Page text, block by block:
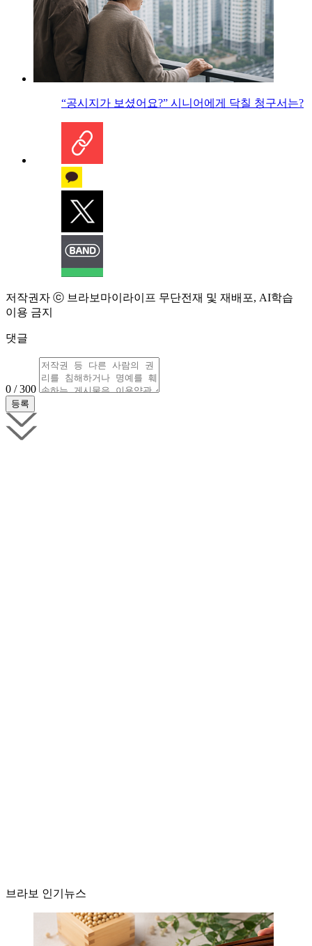
“공시지가 보셨어요?” 시니어에게 닥칠 청구서는?
저작권자 ⓒ 브라보마이라이프 무단전재 및 재배포, AI학습
이용 금지
댓글
0 / 300
브라보 인기뉴스